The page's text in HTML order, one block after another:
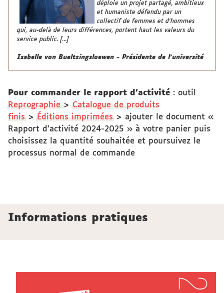
déploie un projet partagé, ambitieux
et humaniste défendu par un
collectif de femmes et d’hommes
qui, au-delà de leurs différences, portent haut les valeurs du
service public. [...]
Isabelle von Bueltzingsloewen - Présidente de l'université
Pour commander le rapport d'activité : outil
Reprographie > Catalogue de produits
finis > Éditions imprimées > ajouter le document «
Rapport d’activité 2024-2025 » à votre panier puis
choisissez la quantité souhaitée et poursuivez le
processus normal de commande
Informations pratiques